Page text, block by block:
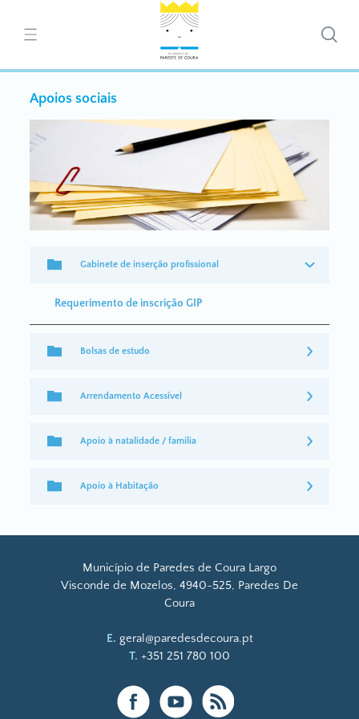
Apoios sociais
Gabinete de inserção profissional
Requerimento de inscrição GIP
Bolsas de estudo
Arrendamento Acessível
Apoio à natalidade / família
Apoio à Habitação
Município de Paredes de Coura Largo
Visconde de Mozelos, 4940-525, Paredes De
Coura
E. geral@paredesdecoura.pt
T. +351 251 780 100